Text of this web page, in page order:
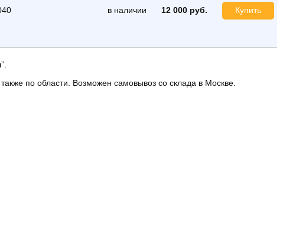
в наличии 12 000 руб. Купить
по области. Возможен самовывоз со склада в Москве.